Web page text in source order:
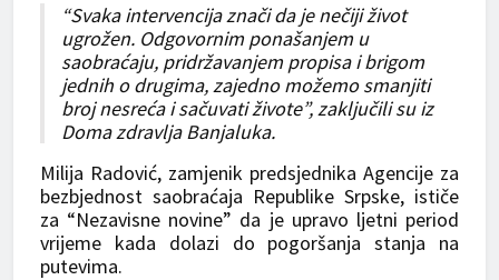
“Svaka intervencija znači da je nečiji život
ugrožen. Odgovornim ponašanjem u
saobraćaju, pridržavanjem propisa i brigom
jednih o drugima, zajedno možemo smanjiti
broj nesreća i sačuvati živote”, zaključili su iz
Doma zdravlja Banjaluka.
Milija Radović, zamjenik predsjednika Agencije za
bezbjednost saobraćaja Republike Srpske, ističe
za “Nezavisne novine” da je upravo ljetni period
vrijeme kada dolazi do pogoršanja stanja na
putevima.